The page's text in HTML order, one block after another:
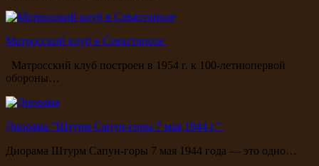
Матросский клуб в Севастополе
Матросский клуб построен в 1954 г. к 100-летиюпервой
обороны…
Диорама "Штурм Сапун-горы 7 мая 1944 г."
Диорама Штурм Сапун-горы 7 мая 1944 года — это одно…